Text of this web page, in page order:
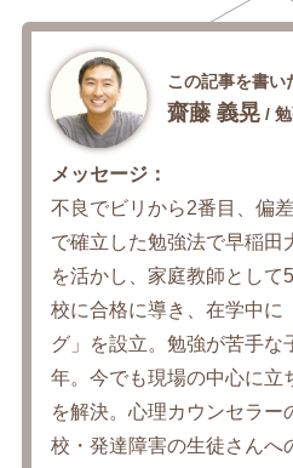
この記事を書い
齋藤 義晃/ 勉
メッセージ：
不良でビリから2番目、偏
で確立した勉強法で早稲田
を活かし、家庭教師として
校に合格に導き、在学中に
グ」を設立。勉強が苦手な
年。今でも現場の中心に立
を解決。心理カウンセラー
校・発達障害の生徒さんへ